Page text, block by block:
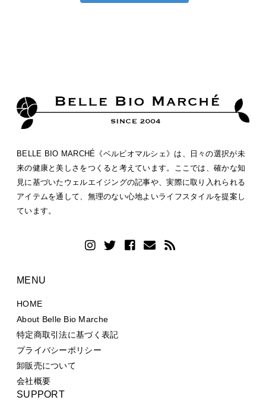
BELLE BIO MARCHÉ《ベルビオマルシェ》は、日々の選択が未
来の健康と美しさをつくると考えています。ここでは、確かな知
見に基づいたウェルエイジングの記事や、実際に取り入れられる
アイテムを通して、無理のない心地よいライフスタイルを提案し
ています。
MENU
HOME
About Belle Bio Marche
特定商取引法に基づく表記
プライバシーポリシー
卸販売について
会社概要
SUPPORT